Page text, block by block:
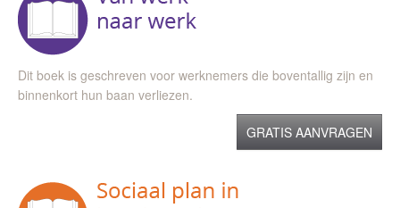
Dit boek is geschreven voor werknemers die boventallig zijn en
binnenkort hun baan verliezen.
GRATIS AANVRAGEN